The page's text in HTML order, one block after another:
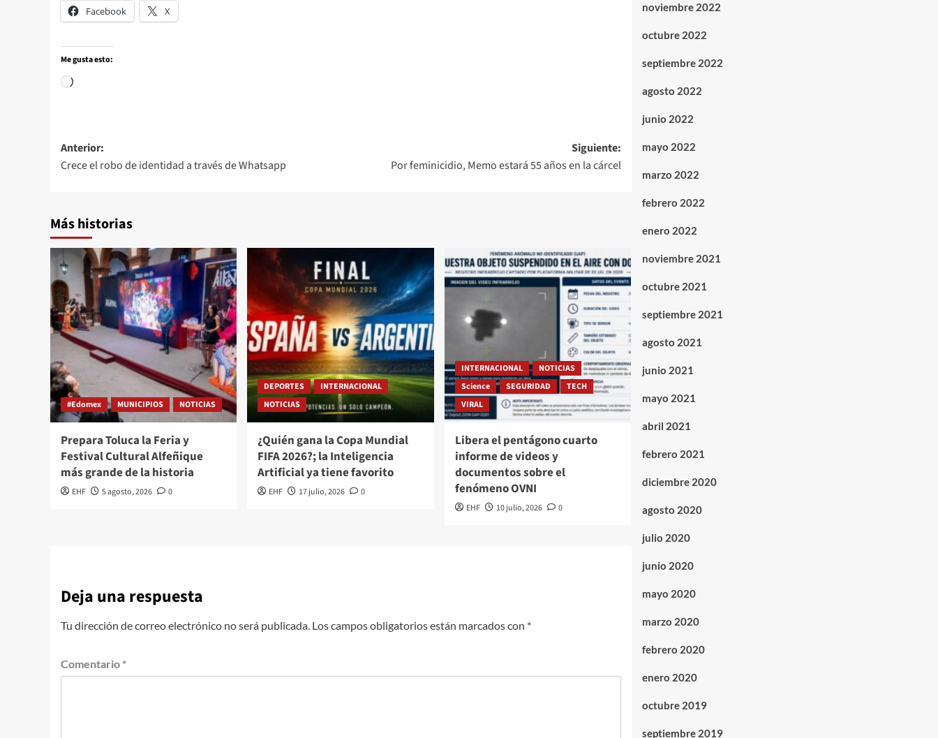
Facebook X
Me gusta esto:
Anterior:
Crece el robo de identidad a través de Whatsapp
Siguiente:
Por feminicidio, Memo estará 55 años en la cárcel
Más historias
#Edomex MUNICIPIOS NOTICIAS
Prepara Toluca la Feria y
Festival Cultural Alfeñique
más grande de la historia
EHF 5 agosto, 2026 0
DEPORTES
INTERNACIONAL
NOTICIAS
¿Quién gana la Copa Mundial
FIFA 2026?; la Inteligencia
Artificial ya tiene favorito
EHF 17 julio, 2026 0
INTERNACIONAL
NOTICIAS
Science
SEGURIDAD
TECH
VIRAL
Libera el pentágono cuarto
informe de videos y
documentos sobre el
fenómeno OVNI
EHF 10 julio, 2026 0
Deja una respuesta
Tu dirección de correo electrónico no será publicada. Los campos obligatorios están marcados con *
Comentario *
noviembre 2022
octubre 2022
septiembre 2022
agosto 2022
junio 2022
mayo 2022
marzo 2022
febrero 2022
enero 2022
noviembre 2021
octubre 2021
septiembre 2021
agosto 2021
junio 2021
mayo 2021
abril 2021
febrero 2021
diciembre 2020
agosto 2020
julio 2020
junio 2020
mayo 2020
marzo 2020
febrero 2020
enero 2020
octubre 2019
septiembre 2019